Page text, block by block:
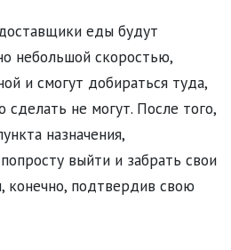
еды будут
небольшой скоростью,
и смогут добираться туда,
сделать не могут. После того,
назначения,
выйти и забрать свои
конечно, подтвердив свою